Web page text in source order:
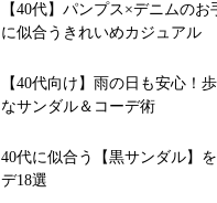
【40代】パンプス×デニムの
に似合うきれいめカジュアル
【40代向け】雨の日も安心！
なサンダル＆コーデ術
40代に似合う【黒サンダル】
デ18選